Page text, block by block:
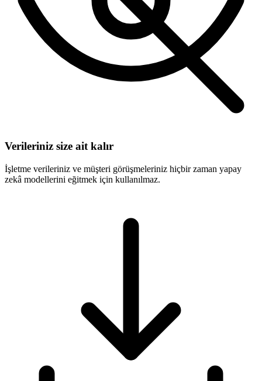
Verileriniz size ait kalır
İşletme verileriniz ve müşteri görüşmeleriniz hiçbir zaman yapay
zekâ modellerini eğitmek için kullanılmaz.